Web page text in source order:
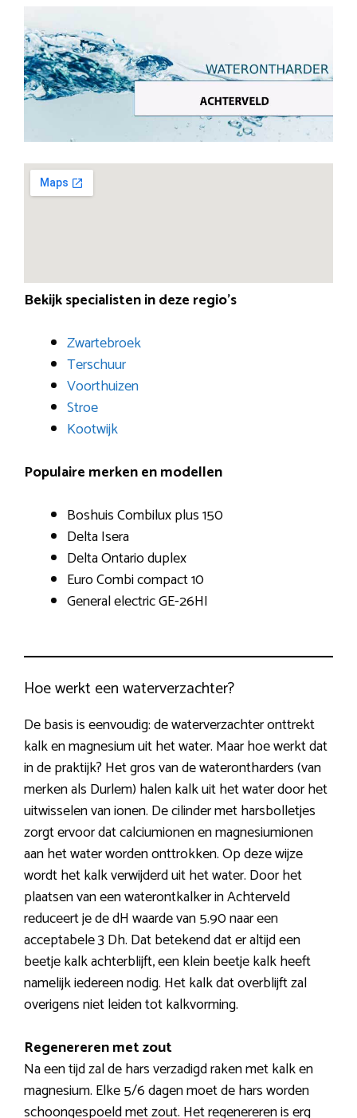
Bekijk specialisten in deze regio’s
Zwartebroek
Terschuur
Voorthuizen
Stroe
Kootwijk
Populaire merken en modellen
Boshuis Combilux plus 150
Delta Isera
Delta Ontario duplex
Euro Combi compact 10
General electric GE-26HI
Hoe werkt een waterverzachter?
De basis is eenvoudig: de waterverzachter onttrekt
kalk en magnesium uit het water. Maar hoe werkt dat
in de praktijk? Het gros van de waterontharders (van
merken als Durlem) halen kalk uit het water door het
uitwisselen van ionen. De cilinder met harsbolletjes
zorgt ervoor dat calciumionen en magnesiumionen
aan het water worden onttrokken. Op deze wijze
wordt het kalk verwijderd uit het water. Door het
plaatsen van een waterontkalker in Achterveld
reduceert je de dH waarde van 5.90 naar een
acceptabele 3 Dh. Dat betekend dat er altijd een
beetje kalk achterblijft, een klein beetje kalk heeft
namelijk iedereen nodig. Het kalk dat overblijft zal
overigens niet leiden tot kalkvorming.
Regenereren met zout
Na een tijd zal de hars verzadigd raken met kalk en
magnesium. Elke 5/6 dagen moet de hars worden
schoongespoeld met zout. Het regenereren is erg